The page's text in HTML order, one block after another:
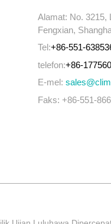
Alamat: No. 3215,
Fengxian,
Tel:+86-551-
telefon:+86-
E-mel:
Faks: +86-551-